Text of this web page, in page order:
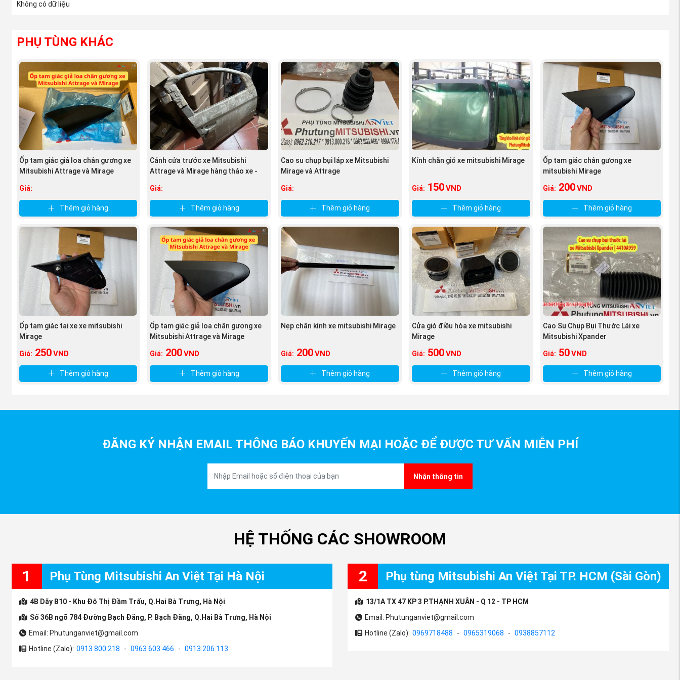
Không có dữ liệu
PHỤ TÙNG KHÁC
Ốp tam giác giả loa chân gương xe
Mitsubishi Attrage và Mirage
Giá:
Thêm giỏ hàng
Cánh cửa trước xe Mitsubishi
Attrage và Mirage hàng tháo xe -
Giá:
Thêm giỏ hàng
Cao su chụp bụi láp xe Mitsubishi
Mirage và Attrage
Giá:
Thêm giỏ hàng
Kính chắn gió xe mitsubishi Mirage
Giá: 150VND
Thêm giỏ hàng
Ốp tam giác chân gương xe
mitsubishi Mirage
Giá: 200VND
Thêm giỏ hàng
Ốp tam giác tai xe xe mitsubishi
Mirage
Giá: 250VND
Thêm giỏ hàng
Ốp tam giác giả loa chân gương xe
Mitsubishi Attrage và Mirage
Giá: 200VND
Thêm giỏ hàng
Nẹp chân kính xe mitsubishi Mirage
Giá: 200VND
Thêm giỏ hàng
Cửa gió điều hòa xe mitsubishi
Mirage
Giá: 500VND
Thêm giỏ hàng
Cao Su Chụp Bụi Thước Lái xe
Mitsubishi Xpander
Giá: 50VND
Thêm giỏ hàng
ĐĂNG KÝ NHẬN EMAIL THÔNG BÁO KHUYẾN MẠI HOẶC ĐỂ ĐƯỢC TƯ VẤN MIỄN PHÍ
Nhận thông tin
HỆ THỐNG CÁC SHOWROOM
1 Phụ Tùng Mitsubishi An Việt Tại Hà Nội
4B Dãy B10 - Khu Đô Thị Đầm Trấu, Q.Hai Bà Trưng, Hà Nội
Số 36B ngõ 784 Đường Bạch Đằng, P. Bạch Đằng, Q.Hai Bà Trưng, Hà Nội
Email: Phutunganviet@gmail.com
Hotline (Zalo): 0913 800 218 - 0963 603 466 - 0913 206 113
2 Phụ tùng Mitsubishi An Việt Tại TP. HCM (Sài Gòn)
13/1A TX 47 KP 3 P.THẠNH XUÂN - Q 12 - TP HCM
Email: Phutunganviet@gmail.com
Hotline (Zalo): 0969718488 - 0965319068 - 0938857112